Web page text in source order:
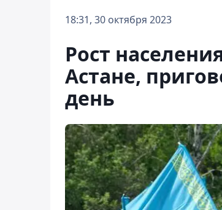
18:31, 30 октября 2023
Рост
Астане,
день